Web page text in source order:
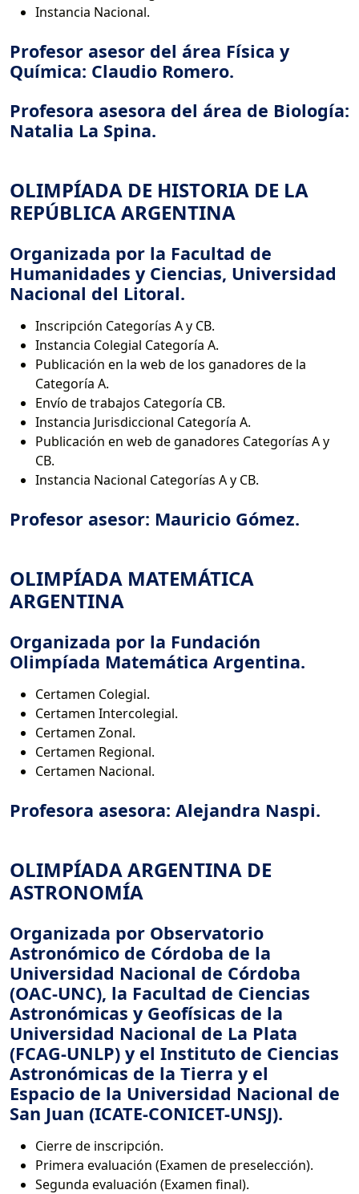
Instancia Nacional.
Profesor asesor del área Física y
Química: Claudio Romero.
Profesora asesora del área de Biología:
Natalia La Spina.
OLIMPÍADA DE HISTORIA DE LA
REPÚBLICA ARGENTINA
Organizada por la Facultad de
Humanidades y Ciencias, Universidad
Nacional del Litoral.
Inscripción Categorías A y CB.
Instancia Colegial Categoría A.
Publicación en la web de los ganadores de la
Categoría A.
Envío de trabajos Categoría CB.
Instancia Jurisdiccional Categoría A.
Publicación en web de ganadores Categorías A y
CB.
Instancia Nacional Categorías A y CB.
Profesor asesor: Mauricio Gómez.
OLIMPÍADA MATEMÁTICA
ARGENTINA
Organizada por la Fundación
Olimpíada Matemática Argentina.
Certamen Colegial.
Certamen Intercolegial.
Certamen Zonal.
Certamen Regional.
Certamen Nacional.
Profesora asesora: Alejandra Naspi.
OLIMPÍADA ARGENTINA DE
ASTRONOMÍA
Organizada por Observatorio
Astronómico de Córdoba de la
Universidad Nacional de Córdoba
(OAC-UNC), la Facultad de Ciencias
Astronómicas y Geofísicas de la
Universidad Nacional de La Plata
(FCAG-UNLP) y el Instituto de Ciencias
Astronómicas de la Tierra y el
Espacio de la Universidad Nacional de
San Juan (ICATE-CONICET-UNSJ).
Cierre de inscripción.
Primera evaluación (Examen de preselección).
Segunda evaluación (Examen final).